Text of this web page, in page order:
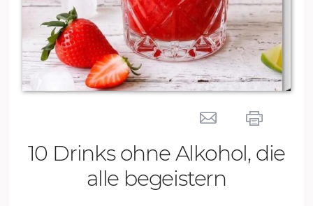
10 Drinks ohne Alkohol, die
alle begeistern